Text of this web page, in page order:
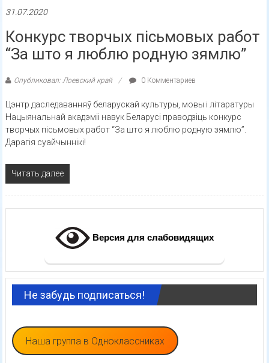
31.07.2020
Конкурс творчых пісьмовых работ
“За што я люблю родную зямлю”
Опубликовал: Лоевский край 0 Комментариев
Цэнтр даследаванняў беларускай культуры, мовы і літаратуры
Нацыянальнай акадэміі навук Беларусі праводзіць конкурс
творчых пісьмовых работ “За што я люблю родную зямлю”.
Дарагія суайчыннікі!
Читать далее
Версия для слабовидящих
Не забудь подписаться!
Наша группа в Одноклассниках